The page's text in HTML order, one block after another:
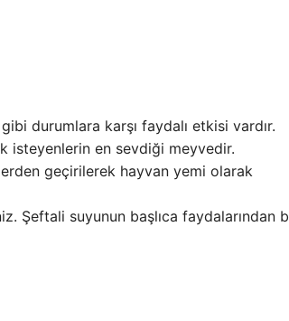
durumlara karşı faydalı etkisi vardır.
isteyenlerin en sevdiği meyvedir.
geçirilerek hayvan yemi olarak
Şeftali suyunun başlıca faydalarından